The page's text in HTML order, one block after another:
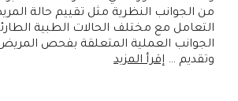
من الجوانب النظرية مثل تقييم حالة
التعامل مع مختلف الحالات الطبية
الجوانب العملية المتعلقة بفحص
وتقديم … إقرأ المزيد